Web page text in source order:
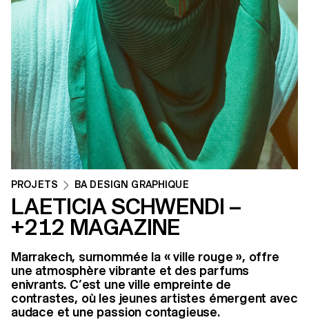
PROJETS BA DESIGN GRAPHIQUE
LAETICIA SCHWENDI –
+212 MAGAZINE
Marrakech, surnommée la « ville rouge », offre
une atmosphère vibrante et des parfums
enivrants. C’est une ville empreinte de
contrastes, où les jeunes artistes émergent avec
audace et une passion contagieuse.